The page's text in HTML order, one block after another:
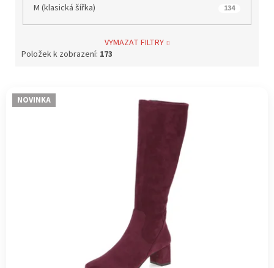
M (klasická šířka) 134
VYMAZAT FILTRY
Položek k zobrazení: 173
V NOVINKA